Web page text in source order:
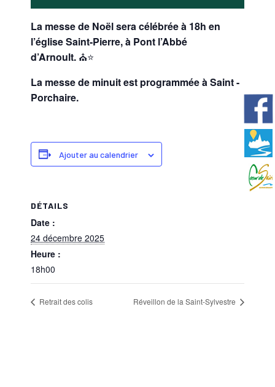
La messe de Noël sera célébrée à 18h en
l’église Saint-Pierre, à Pont l’Abbé
d’Arnoult. ⛪⭐
La messe de minuit est programmée à Saint -
Porchaire.
Ajouter au calendrier
DÉTAILS
Date :
24 décembre 2025
Heure :
18h00
Retrait des colis Réveillon de la Saint-Sylvestre